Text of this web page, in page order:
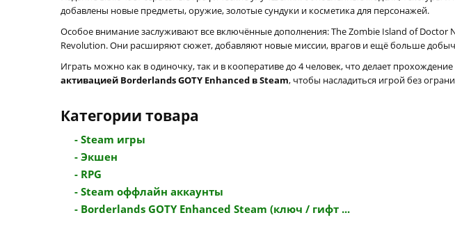
добавлены новые предметы, оружие, золотые сундуки и косметика для персонажей.
Особое внимание заслуживают все включённые дополнения: The Zombie Island of Doctor
Revolution. Они расширяют сюжет, добавляют новые миссии, врагов и ещё больше
Играть можно как в одиночку, так и в кооперативе до 4 человек, что делает
активацией Borderlands GOTY Enhanced в Steam, чтобы насладиться игрой без
Категории товара
- Steam игры
- Экшен
- RPG
- Steam оффлайн аккаунты
- Borderlands GOTY Enhanced Steam (ключ / гифт ...